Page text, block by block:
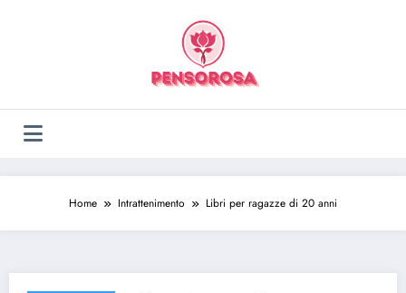
Home Intrattenimento Libri per ragazze di 20 anni